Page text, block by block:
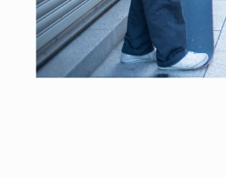
TONY ALVA (ENGLISH)
2026.08.07